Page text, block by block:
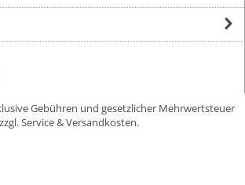
Gebühren und gesetzlicher Mehrwertsteuer
zzgl. Service & Versandkosten.